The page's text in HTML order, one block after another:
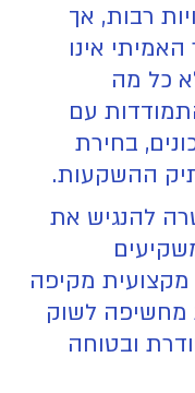
רבות, אך
אינו
כל מה
עם
בחירת
ההשקעות.
להנגיש את
מקיפה
מחשיפה לשוק
ובטוחה